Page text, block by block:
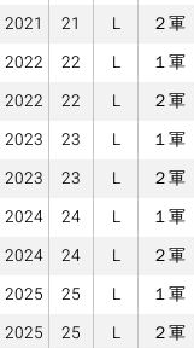
2021
21 L
２軍
2022
22 L
１軍
2022
22 L
２軍
2023
23 L
１軍
2023
23 L
２軍
2024
24 L
１軍
2024
24 L
２軍
2025
25 L
１軍
2025
25 L
２軍